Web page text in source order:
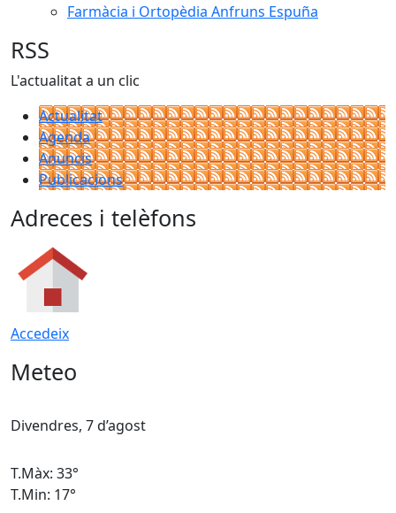
Farmàcia i Ortopèdia Anfruns Espuña
RSS
L'actualitat a un clic
Actualitat
Agenda
Anuncis
Publicacions
Adreces i telèfons
Accedeix
Meteo
Divendres, 7 d’agost
T.Màx: 33°
T.Min: 17°